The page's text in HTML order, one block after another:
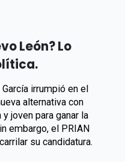
León? Lo
irrumpió en el
alternativa con
joven para ganar la
embargo, el PRIAN
su candidatura.